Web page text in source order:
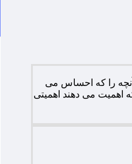
را که احساس می
اهمیت می دهند اهمیتی